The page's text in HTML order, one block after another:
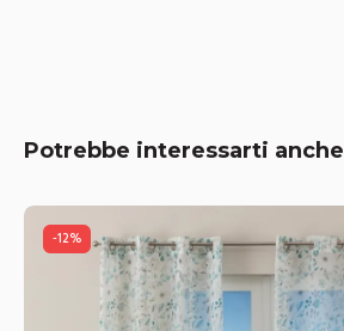
Potrebbe interessarti anche
-12%